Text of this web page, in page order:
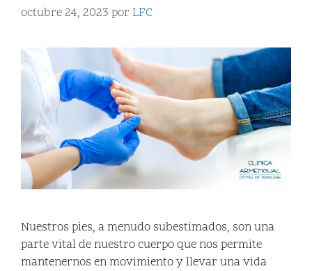
octubre 24, 2023 por LFC
Nuestros pies, a menudo subestimados, son una
parte vital de nuestro cuerpo que nos permite
mantenernos en movimiento y llevar una vida